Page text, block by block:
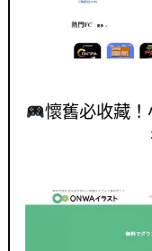
懷舊必收藏